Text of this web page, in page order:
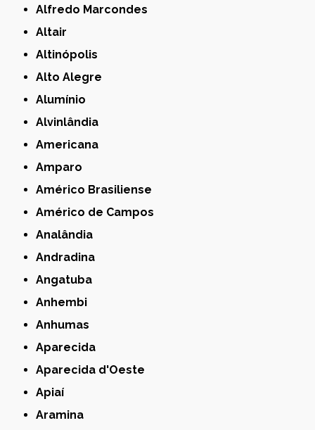
Alfredo Marcondes
Altair
Altinópolis
Alto Alegre
Alumínio
Alvinlândia
Americana
Amparo
Américo Brasiliense
Américo de Campos
Analândia
Andradina
Angatuba
Anhembi
Anhumas
Aparecida
Aparecida d'Oeste
Apiaí
Aramina